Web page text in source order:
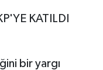
KATILDI
bir yargı